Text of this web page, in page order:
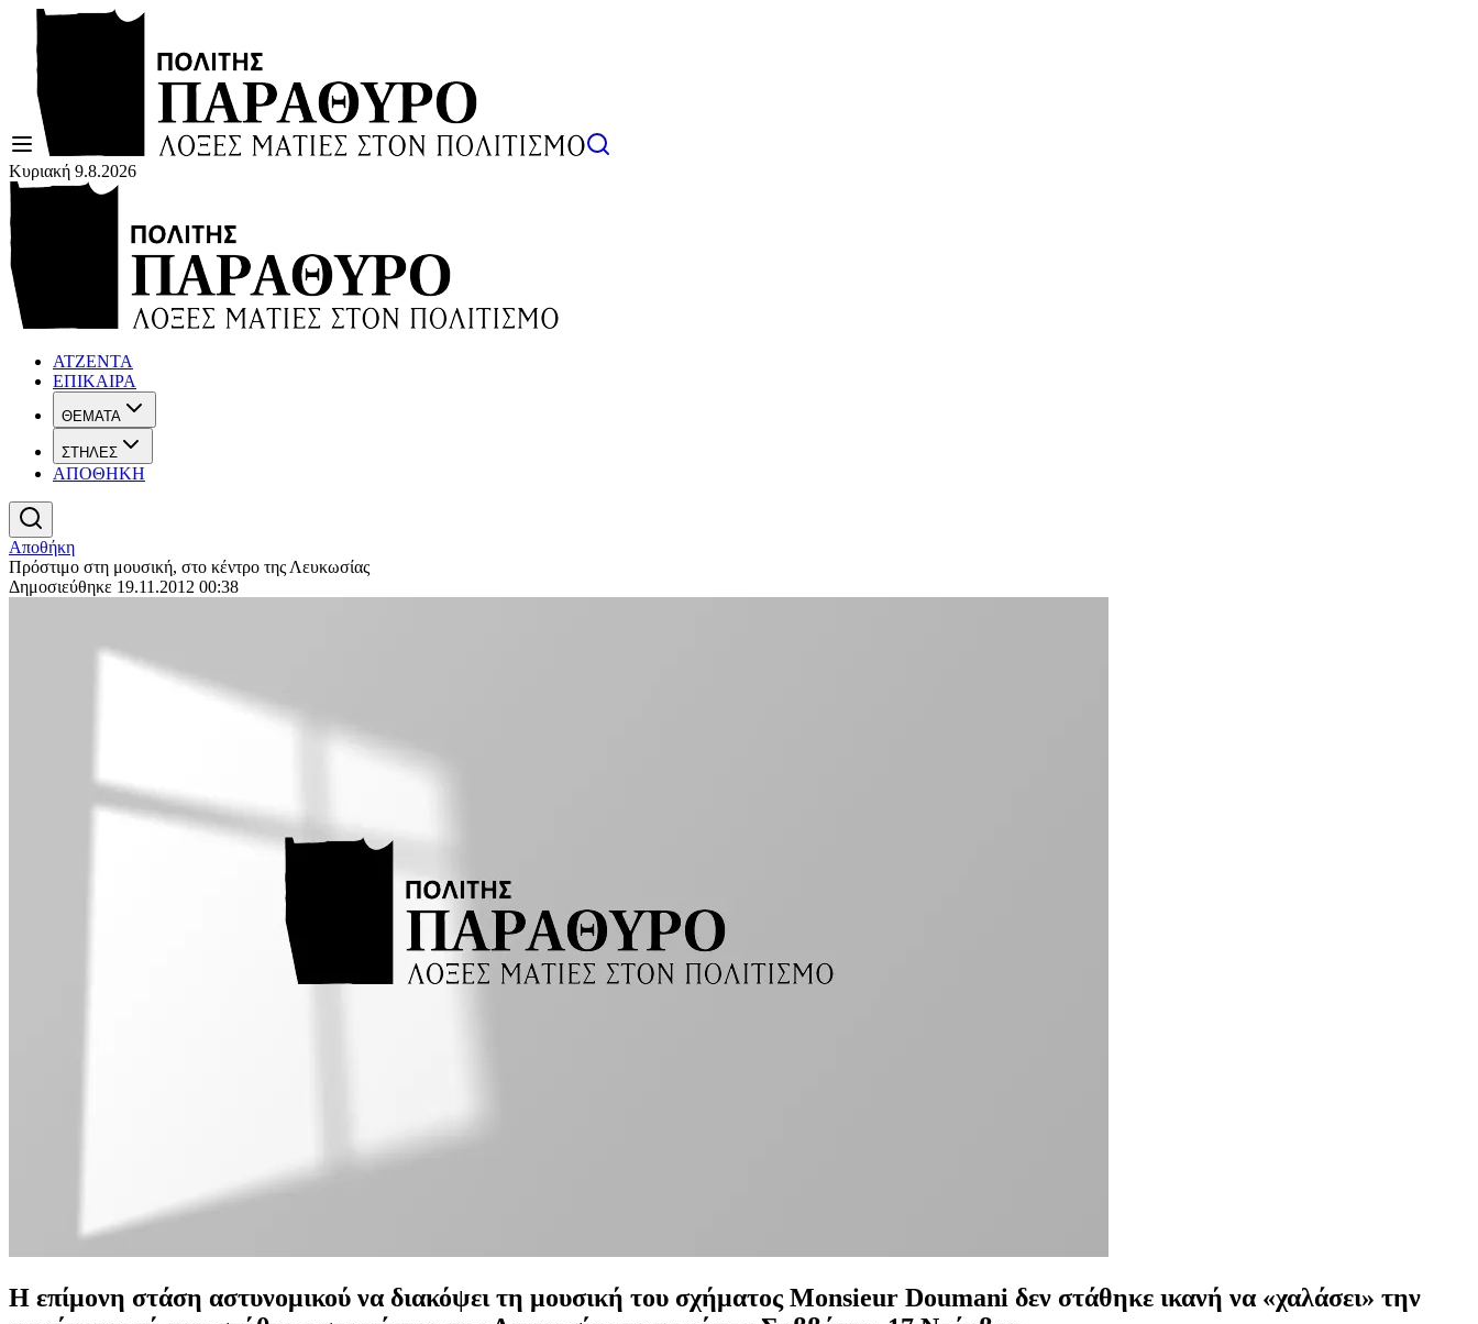
Κυριακή 9.8.2026
ΑΤΖΕΝΤΑ
ΕΠΙΚΑΙΡΑ
ΘΕΜΑΤΑ
ΣΤΗΛΕΣ
ΑΠΟΘΗΚΗ
Αποθήκη
Πρόστιμο στη μουσική, στο κέντρο της Λευκωσίας
Δημοσιεύθηκε 19.11.2012 00:38
Η επίμονη στάση αστυνομικού να διακόψει τη μουσική του σχήματος Monsieur Doumani δεν στάθηκε ικανή να «χαλάσει» την